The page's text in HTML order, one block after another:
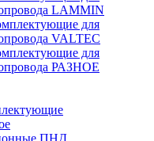
LAMMIN
для
VALTEC
для
РАЗНОЕ
ПНД